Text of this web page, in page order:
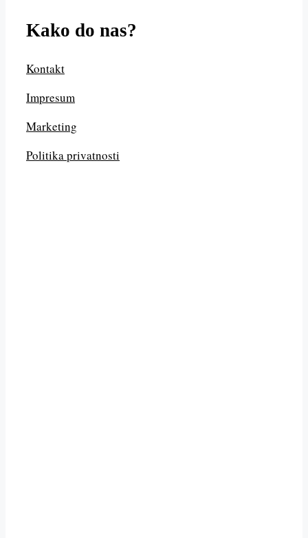
Kako do nas?
Kontakt
Impresum
Marketing
Politika privatnosti